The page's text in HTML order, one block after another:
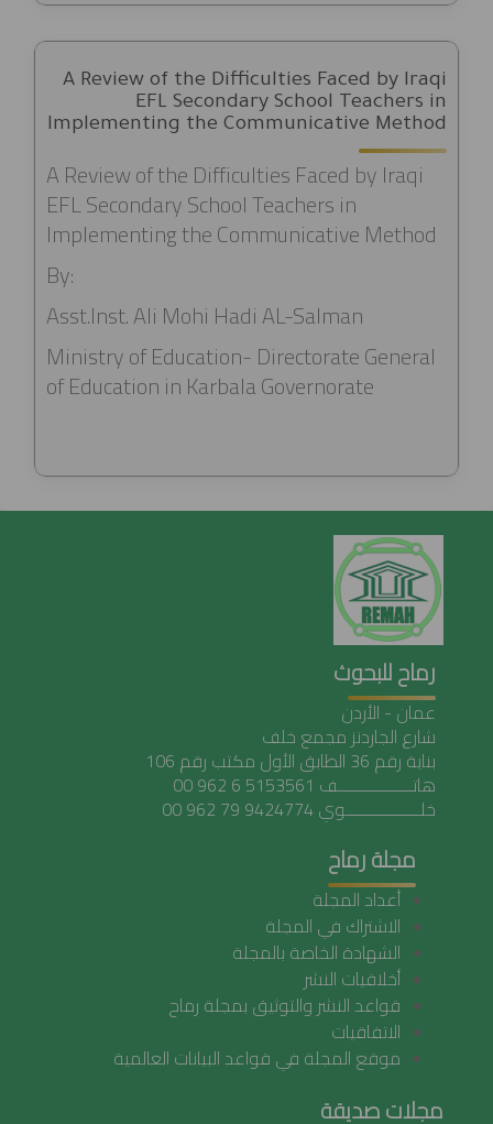
A Review of the Difficulties Faced by Iraqi
EFL Secondary School Teachers in
Implementing the Communicative Method
A Review of the Difficulties Faced by Iraqi
EFL Secondary School Teachers in
Implementing the Communicative Method
By:
Asst.Inst. Ali Mohi Hadi AL-Salman
Ministry of Education- Directorate General
of Education in Karbala Governorate
رماح للبحوث
عمان - الأردن
شارع الجاردنز مجمع خلف
بناية رقم 36 الطابق الأول مكتب رقم 106
هاتـــــــــــــــــف 5153561 6 962 00
خلـــــــــــــــــوي 9424774 79 962 00
مجلة رماح
أعداد المجلة
الاشتراك في المجلة
الشهادة الخاصة بالمجلة
أخلاقيات النشر
قواعد النشر والتوثيق بمجلة رماح
الاتفاقيات
موقع المجلة في قواعد البيانات العالمية
مجلات صديقة